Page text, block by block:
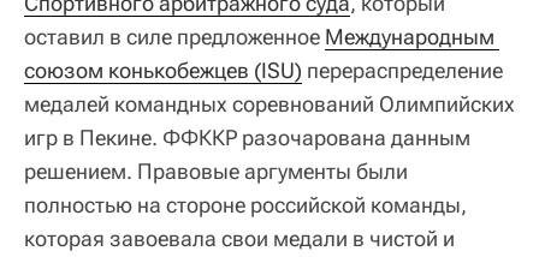
оставил в силе предложенное Международным
союзом конькобежцев (ISU) перераспределение
медалей командных соревнований Олимпийских
игр в Пекине. ФФККР разочарована данным
решением. Правовые аргументы были
полностью на стороне российской команды,
которая завоевала свои медали в чистой и